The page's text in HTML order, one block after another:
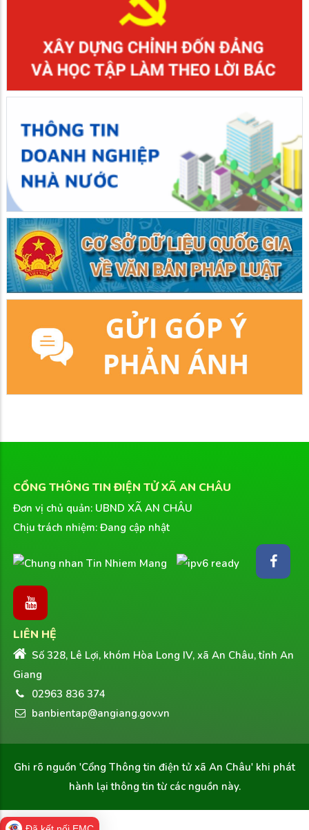
CỔNG THÔNG TIN ĐIỆN TỬ XÃ AN CHÂU
Đơn vị chủ quản: UBND XÃ AN CHÂU
Chịu trách nhiệm: Đang cập nhật
LIÊN HỆ
Số 328, Lê Lợi, khóm Hòa Long IV, xã An Châu, tỉnh An
Giang
02963 836 374
banbientap@angiang.gov.vn
Ghi rõ nguồn 'Cổng Thông tin điện tử xã An Châu' khi phát
hành lại thông tin từ các nguồn này.